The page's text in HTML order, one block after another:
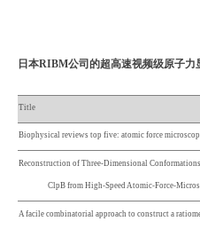
日本RIBM公司的超高速视频级原子力
Title
Biophysical reviews top five: atomic force
Reconstruction of Three-Dimensional
ClpB from High-Speed Atomic-Force-
A facile combinatorial approach to construct a